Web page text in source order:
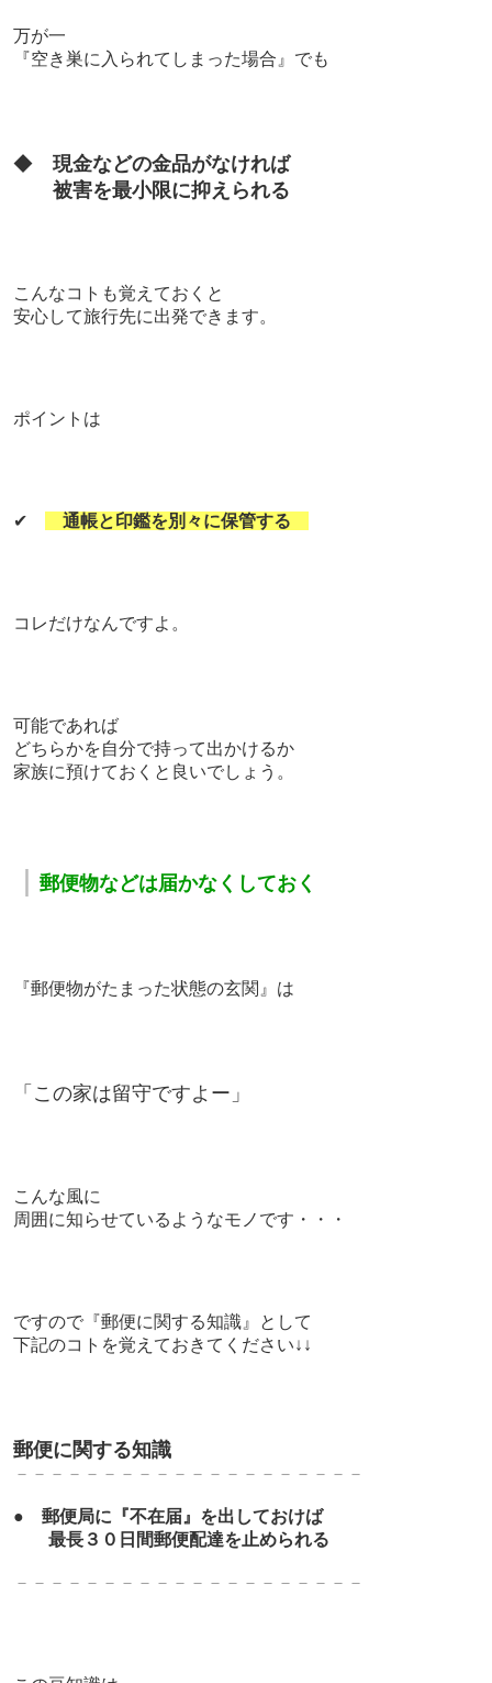
万が一
『空き巣に入られてしまった場合』でも
◆ 現金などの金品がなければ
被害を最小限に抑えられる
こんなコトも覚えておくと
安心して旅行先に出発できます。
ポイントは
✔ 通帳と印鑑を別々に保管する
コレだけなんですよ。
可能であれば
どちらかを自分で持って出かけるか
家族に預けておくと良いでしょう。
郵便物などは届かなくしておく
『郵便物がたまった状態の玄関』は
「この家は留守ですよー」
こんな風に
周囲に知らせているようなモノです・・・
ですので『 郵便に関する知識』として
下記のコトを覚えておきてください↓↓
郵便に関する知識
－－－－－－－－－－－－－－－－－－－－
● 郵便局に『不在届』を出しておけば
最長３０日間郵便配達を止められる
－－－－－－－－－－－－－－－－－－－－